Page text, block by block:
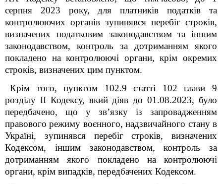
серпня 2023 року, для платників податків та
контролюючих органів зупинявся перебіг строків,
визначених податковим законодавством та іншим
законодавством, контроль за дотриманням якого
покладено на контролюючі органи, крім окремих
строків, визначених цим пунктом.
Крім того, пунктом 102.9 статті 102 глави 9
розділу ІІ Кодексу, який діяв до 01.08.2023, було
передбачено, що у зв’язку із запровадженням
правового режиму воєнного, надзвичайного стану в
Україні, зупинявся перебіг строків, визначених
Кодексом, іншим законодавством, контроль за
дотриманням якого покладено на контролюючі
органи, крім випадків, передбачених Кодексом.